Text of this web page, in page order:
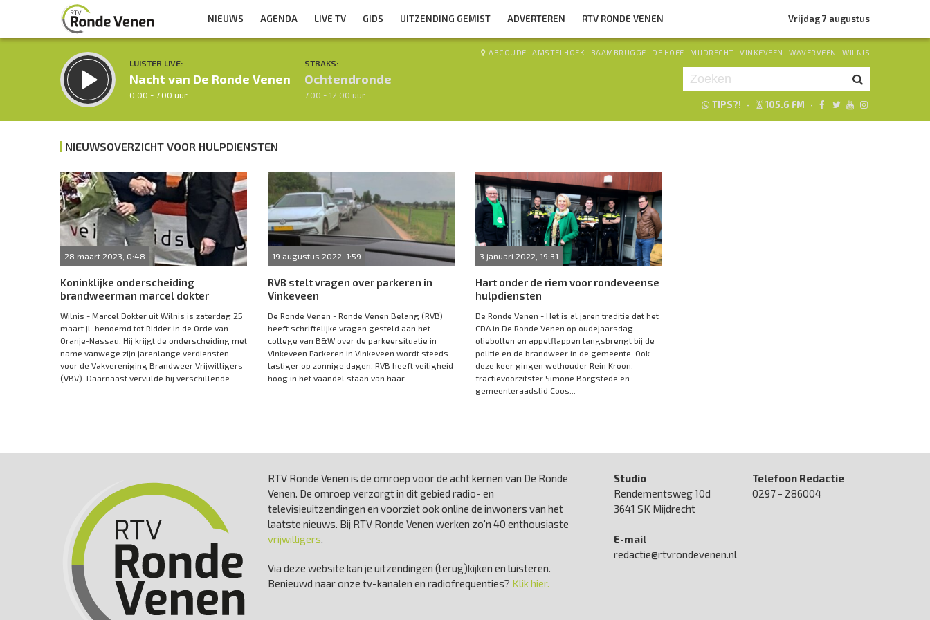
NIEUWS AGENDA LIVE TV GIDS UITZENDING GEMIST ADVERTEREN RTV RONDE VENEN Vrijdag 7 augustus
LUISTER LIVE:
Nacht van De Ronde Venen
0.00 - 7.00 uur
STRAKS:
Ochtendronde
7.00 - 12.00 uur
ABCOUDE · AMSTELHOEK · BAAMBRUGGE · DE HOEF · MIJDRECHT · VINKEVEEN · WAVERVEEN · WILNIS
TIPS?! · 105.6 FM ·
Inklappen
NIEUWSOVERZICHT VOOR HULPDIENSTEN
28 maart 2023, 0:48
Koninklijke onderscheiding
brandweerman marcel dokter
Wilnis - Marcel Dokter uit Wilnis is zaterdag 25
maart jl. benoemd tot Ridder in de Orde van
Oranje-Nassau. Hij krijgt de onderscheiding met
name vanwege zijn jarenlange verdiensten
voor de Vakvereniging Brandweer Vrijwilligers
(VBV). Daarnaast vervulde hij verschillende...
19 augustus 2022, 1:59
RVB stelt vragen over parkeren in
Vinkeveen
De Ronde Venen - Ronde Venen Belang (RVB)
heeft schriftelijke vragen gesteld aan het
college van B&W over de parkeersituatie in
Vinkeveen.Parkeren in Vinkeveen wordt steeds
lastiger op zonnige dagen. RVB heeft veiligheid
hoog in het vaandel staan van haar...
3 januari 2022, 19:31
Hart onder de riem voor rondeveense
hulpdiensten
De Ronde Venen - Het is al jaren traditie dat het
CDA in De Ronde Venen op oudejaarsdag
oliebollen en appelflappen langsbrengt bij de
politie en de brandweer in de gemeente. Ook
deze keer gingen wethouder Rein Kroon,
fractievoorzitster Simone Borgstede en
gemeenteraadslid Coos...
RTV Ronde Venen is de omroep voor de acht kernen van De Ronde
Venen. De omroep verzorgt in dit gebied radio- en
televisieuitzendingen en voorziet ook online de inwoners van het
laatste nieuws. Bij RTV Ronde Venen werken zo'n 40 enthousiaste
vrijwilligers.
Via deze website kan je uitzendingen (terug)kijken en luisteren.
Benieuwd naar onze tv-kanalen en radiofrequenties? Klik hier.
Studio
Rendementsweg 10d
3641 SK Mijdrecht
E-mail
redactie@rtvrondevenen.nl
Telefoon Redactie
0297 - 286004